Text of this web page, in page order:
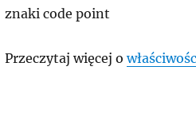
znaki code point
Przeczytaj więcej o